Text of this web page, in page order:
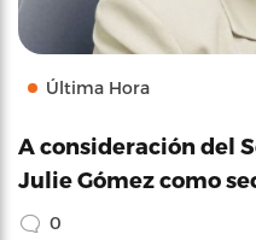
Última Hora
A consideración del
Julie Gómez como
0